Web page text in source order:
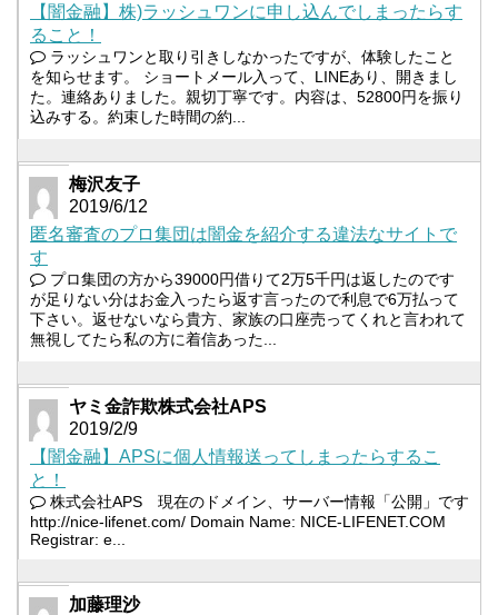
【闇金融】株)ラッシュワンに申し込んでしまったらす
ること！
ラッシュワンと取り引きしなかったですが、体験したこと
を知らせます。 ショートメール入って、LINEあり、開きまし
た。連絡ありました。親切丁寧です。内容は、52800円を振り
込みする。約束した時間の約...
梅沢友子
2019/6/12
匿名審査のプロ集団は闇金を紹介する違法なサイトで
す
プロ集団の方から39000円借りて2万5千円は返したのです
が足りない分はお金入ったら返す言ったので利息で6万払って
下さい。返せないなら貴方、家族の口座売ってくれと言われて
無視してたら私の方に着信あった...
ヤミ金詐欺株式会社APS
2019/2/9
【闇金融】APSに個人情報送ってしまったらするこ
と！
株式会社APS 現在のドメイン、サーバー情報「公開」です
http://nice-lifenet.com/ Domain Name: NICE-LIFENET.COM
Registrar: e...
加藤理沙